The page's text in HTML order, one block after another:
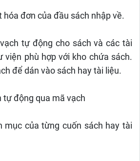
hóa đơn của đầu sách nhập về.
tự động cho sách và các tài
viện phù hợp với kho chứa sách.
để dán vào sách hay tài liệu.
động qua mã vạch
mục của từng cuốn sách hay tài